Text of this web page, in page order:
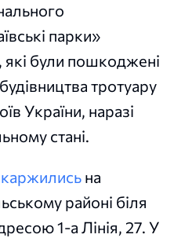
парки»
були пошкоджені
тротуару
України, наразі
стані.
на
районі біля
1-а Лінія, 27. У